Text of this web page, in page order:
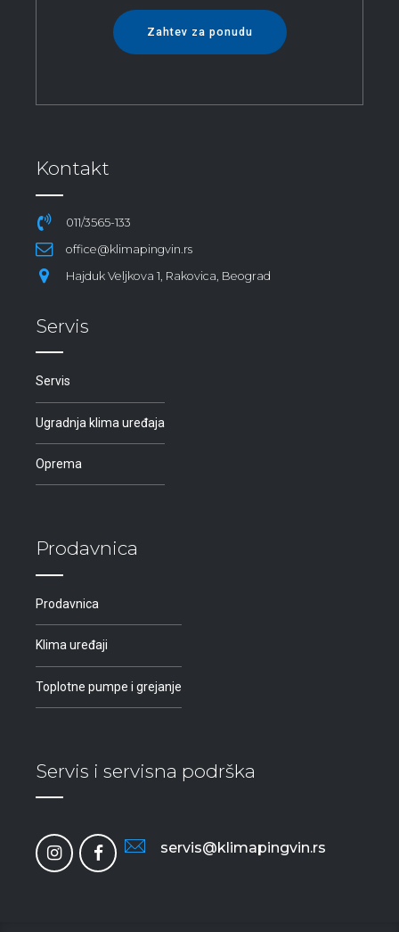
Zahtev za ponudu
Kontakt
011/3565-133
office@klimapingvin.rs
Hajduk Veljkova 1, Rakovica, Beograd
Servis
Servis
Ugradnja klima uređaja
Oprema
Prodavnica
Prodavnica
Klima uređaji
Toplotne pumpe i grejanje
Servis i servisna podrška
servis@klimapingvin.rs